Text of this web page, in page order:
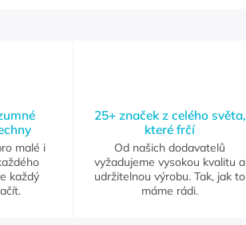
malé i
každý
25+ značek z celého světa,
které frčí
Od našich dodavatelů
vyžadujeme vysokou kvalitu a
udržitelnou výrobu. Tak, jak to
máme rádi.